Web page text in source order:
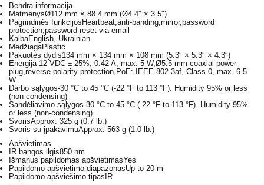
Bendra informacija
MatmenysØ112 mm × 88.4 mm (Ø4.4″ × 3.5″)
Pagrindinės funkcijosHeartbeat,anti-banding,mirror,password
protection,password reset via email
KalbaEnglish, Ukrainian
MedžiagaPlastic
Pakuotės dydis134 mm × 134 mm × 108 mm (5.3″ × 5.3″ × 4.3″)
Energija 12 VDC ± 25%, 0.42 A, max. 5 W,Ø5.5 mm coaxial power
plug,reverse polarity protection,PoE: IEEE 802.3af, Class 0, max. 6.5
W
Darbo sąlygos-30 °C to 45 °C (-22 °F to 113 °F). Humidity 95% or less
(non-condensing)
Sandėliavimo sąlygos-30 °C to 45 °C (-22 °F to 113 °F). Humidity 95%
or less (non-condensing)
SvorisApprox. 325 g (0.7 lb.)
Svoris su įpakavimuApprox. 563 g (1.0 lb.)
Apšvietimas
IR bangos ilgis850 nm
Išmanus papildomas apšvietimasYes
Papildomo apšvietimo diapazonasUp to 20 m
Papildomo apšviešimo tipasIR